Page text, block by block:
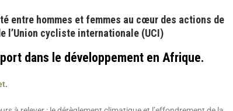
entre hommes et femmes au cœur des actions de
l’Union cycliste internationale (UCI)
dans le développement en Afrique.
.